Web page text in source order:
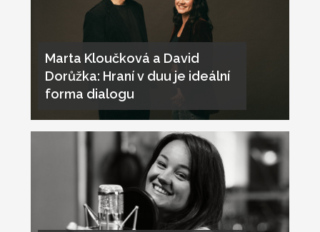
Marta Kloučková a David
Dorůžka: Hraní v duu je ideální
forma dialogu